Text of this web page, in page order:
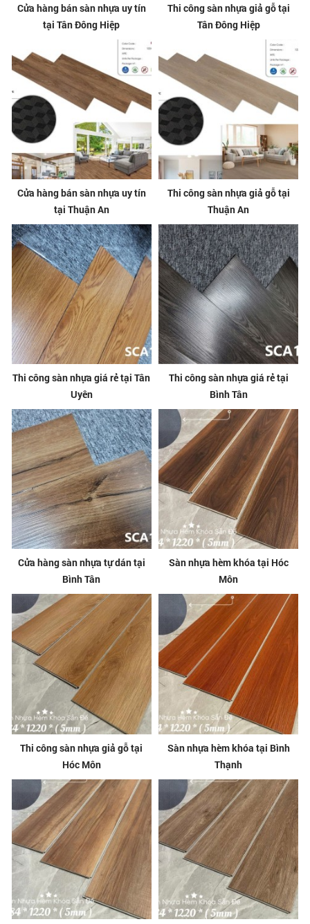
Cửa hàng bán sàn nhựa uy tín
tại Tân Đông Hiệp
Thi công sàn nhựa giả gỗ tại
Tân Đông Hiệp
Cửa hàng bán sàn nhựa uy tín
tại Thuận An
Thi công sàn nhựa giả gỗ tại
Thuận An
Thi công sàn nhựa giá rẻ tại Tân
Uyên
Thi công sàn nhựa giá rẻ tại
Bình Tân
Cửa hàng sàn nhựa tự dán tại
Bình Tân
Sàn nhựa hèm khóa tại Hóc
Môn
Thi công sàn nhựa giả gỗ tại
Hóc Môn
Sàn nhựa hèm khóa tại Bình
Thạnh